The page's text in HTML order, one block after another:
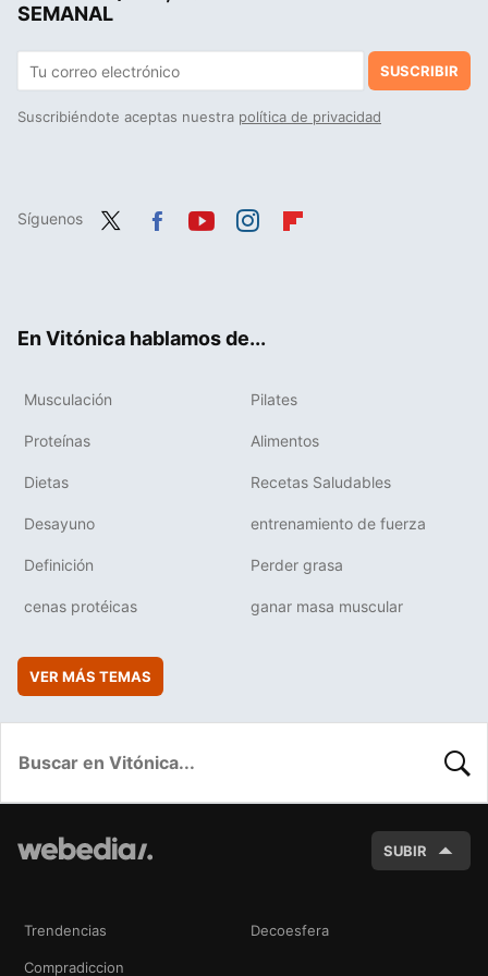
SEMANAL
SUSCRIBIR
Suscribiéndote aceptas nuestra política de privacidad
Síguenos
En Vitónica hablamos de...
Musculación Pilates
Proteínas Alimentos
Dietas Recetas Saludables
Desayuno entrenamiento de fuerza
Definición Perder grasa
cenas protéicas ganar masa muscular
VER MÁS TEMAS
SUBIR
Trendencias Decoesfera
Compradiccion